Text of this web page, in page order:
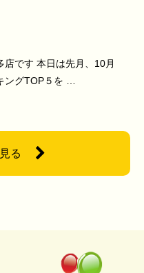
店です 本日は先月、10月
ングTOP５を …
る